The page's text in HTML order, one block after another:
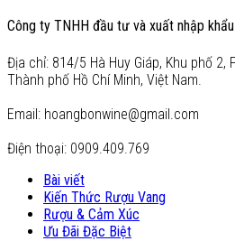
Công ty TNHH đầu tư và xuất nhập
Địa chỉ: 814/5 Hà Huy Giáp, Khu phố 2,
Thành phố Hồ Chí Minh, Việt Nam.
Email: hoangbonwine@gmail.com
Điện thoại: 0909.409.769
Bài viết
Kiến Thức Rượu Vang
Rượu & Cảm Xúc
Ưu Đãi Đặc Biệt